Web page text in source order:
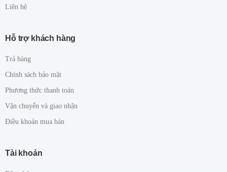
Liên hệ
Hỗ trợ khách hàng
Trả hàng
Chính sách bảo mật
Phương thức thanh toán
Vận chuyển và giao nhận
Điều khoản mua bán
Tài khoản